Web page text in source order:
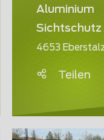
Aluminium
Sichtschutz
4653
Teilen